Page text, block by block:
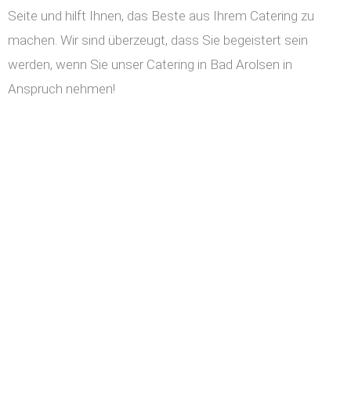
Seite und hilft Ihnen, das Beste aus Ihrem Catering zu
machen. Wir sind überzeugt, dass Sie begeistert sein
werden, wenn Sie unser Catering in Bad Arolsen in
Anspruch nehmen!